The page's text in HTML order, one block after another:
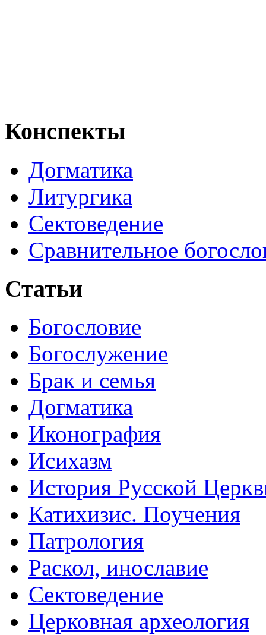
Конспекты
Догматика
Литургика
Сектоведение
Сравнительное
Статьи
Богословие
Богослужение
Брак и семья
Догматика
Иконография
Исихазм
История Русской
Катихизис. Поучения
Патрология
Раскол, инославие
Сектоведение
Церковная археология